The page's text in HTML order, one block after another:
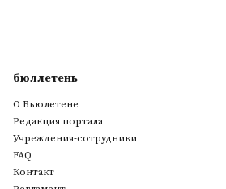
бюллетень
О Бьюлетене
Редакция портала
Учреждения-сотрудники
FAQ
Контакт